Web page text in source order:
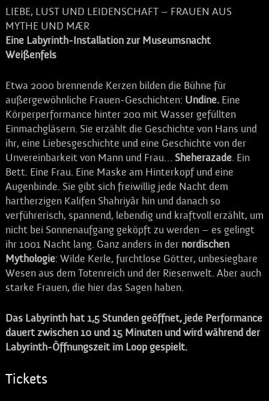
LIEBE, LUST UND LEIDENSCHAFT – FRAUEN AUS
MYTHE UND MÆR
Eine Labyrinth-Installation zur Museumsnacht
Weißenfels
Etwa 2000 brennende Kerzen bilden die Bühne für
außergewöhnliche Frauen-Geschichten: Undine.Eine
Körperperformance hinter 200 mit Wasser gefüllten
Einmachgläsern. Sie erzählt die Geschichte von Hans und
ihr, eine Liebesgeschichte und eine Geschichte von der
Unvereinbarkeit von Mann und Frau… Sheherazade. Ein
Bett. Eine Frau. Eine Maske am Hinterkopf und eine
Augenbinde. Sie gibt sich freiwillig jede Nacht dem
hartherzigen Kalifen Shahriyâr hin und danach so
verführerisch, spannend, lebendig und kraftvoll erzählt, um
nicht bei Sonnenaufgang geköpft zu werden – es gelingt
ihr 1001 Nacht lang. Ganz anders in der nordischen
Mythologie: Wilde Kerle, furchtlose Götter, unbesiegbare
Wesen aus dem Totenreich und der Riesenwelt. Aber auch
starke Frauen, die hier das Sagen haben.
Das Labyrinth hat 1,5 Stunden geöffnet, jede Performance
dauert zwischen 10 und 15 Minuten und wird während der
Labyrinth-Öffnungszeit im Loop gespielt.
Tickets